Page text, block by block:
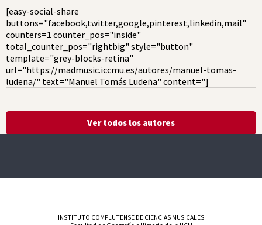
[easy-social-share
buttons="facebook,twitter,google,pinterest,linkedin,mail"
counters=1 counter_pos="inside"
total_counter_pos="rightbig" style="button"
template="grey-blocks-retina"
url="https://madmusic.iccmu.es/autores/manuel-tomas-
ludena/" text="Manuel Tomás Ludeña" content="]
Ver todos los autores
INSTITUTO COMPLUTENSE DE CIENCIAS MUSICALES